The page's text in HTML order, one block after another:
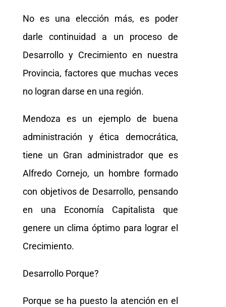
No es una elección más, es poder
darle continuidad a un proceso de
Desarrollo y Crecimiento en nuestra
Provincia, factores que muchas veces
no logran darse en una región.
Mendoza es un ejemplo de buena
administración y ética democrática,
tiene un Gran administrador que es
Alfredo Cornejo, un hombre formado
con objetivos de Desarrollo, pensando
en una Economía Capitalista que
genere un clima óptimo para lograr el
Crecimiento.
Desarrollo Porque?
Porque se ha puesto la atención en el